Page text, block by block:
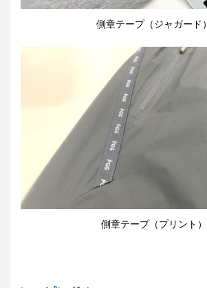
側章テープ（ジャガード）
側章テープ（プリント）